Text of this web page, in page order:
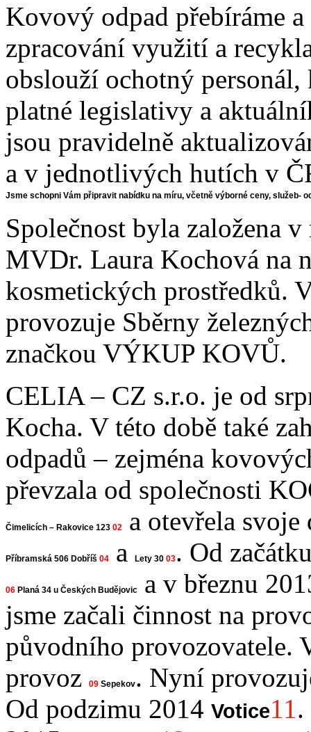
Kovový odpad přebíráme
zpracování využití a
obslouží ochotný
platné legislativy a
jsou pravidelně
a v jednotlivých hutích v
Jsme schopni Vám připravit nabídku na míru, včetně výborné ceny, služeb-
Společnost byla založena
MVDr. Laura Kochová na
kosmetických prostředků.
provozuje Sběrny
značkou VÝKUP KOVŮ.
CELIA – CZ s.r.o. je od
Kocha. V této době také
odpadů – zejména
převzala od společnosti
Čimelicích – Rakovice 123 02 a otevřela
Příbramská 506 Dobříš 04 a Lety 30 03. Od
06 Planá 34 u Českých Budějovic
a v březnu
jsme začali činnost na
původního provozovatele.
provoz
09 Sepekov. Nyní
Od podzimu 2014 Votice11.